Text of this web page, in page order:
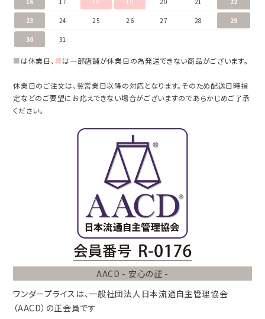
23 24 25 26 27 28 29
30 31
■は休業日、 ■は一部店舗が休業日の為発送できない商品がございます。
休業日のご注文は、翌営業日以降の対応となります。そのため配送日時指
定などのご要望にお応えできない場合がございますのであらかじめご了承
ください。
AACD - 安心の証 -
ワンダープライスは、一般社団法人 日本流通自主管理協会
（AACD） の正会員です